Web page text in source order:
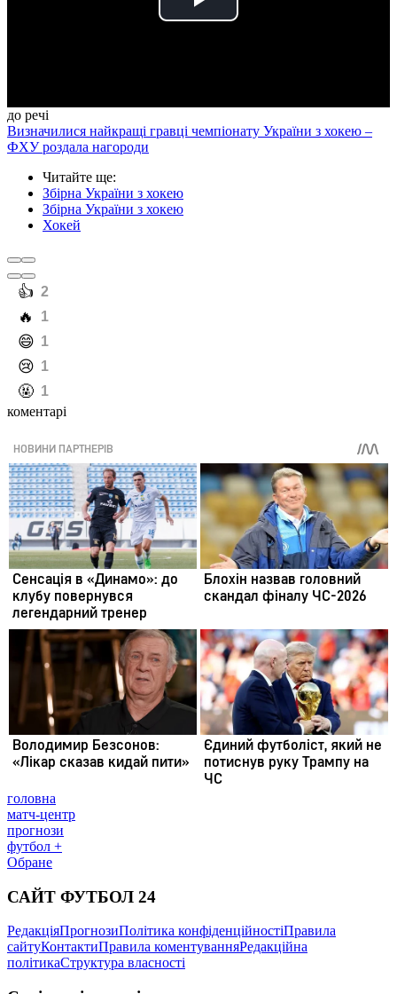
Play
до речі
Визначилися найкращі гравці чемпіонату України з хокею –
ФХУ роздала нагороди
Читайте ще:
Збірна України з хокею
Збірна України з хокею
Хокей
️👍 2
️🔥 1
️😄 1
️😢 1
️🤬 1
коментарі
головна
матч-центр
прогнози
футбол +
Обране
САЙТ ФУТБОЛ 24
РедакціяПрогнозиПолітика конфіденційностіПравила
сайтуКонтактиПравила коментуванняРедакційна
політикаСтруктура власності